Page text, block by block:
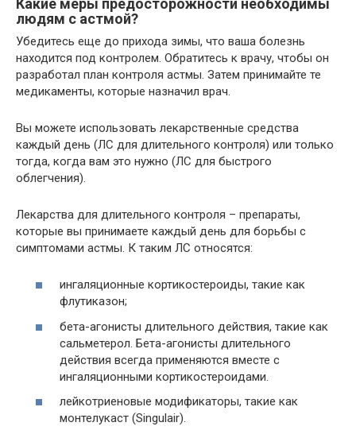
людям с астмой?
Убедитесь еще до прихода зимы, что ваша болезнь
находится под контролем. Обратитесь к врачу, чтобы он
разработал план контроля астмы. Затем принимайте те
медикаменты, которые назначил врач.
Вы можете использовать лекарственные средства
каждый день (ЛС для длительного контроля) или только
тогда, когда вам это нужно (ЛС для быстрого
облегчения).
Лекарства для длительного контроля – препараты,
которые вы принимаете каждый день для борьбы с
симптомами астмы. К таким ЛС относятся:
ингаляционные кортикостероиды, такие как
флутиказон;
бета-агонисты длительного действия, такие как
сальметерол. Бета-агонисты длительного
действия всегда применяются вместе с
ингаляционными кортикостероидами.
лейкотриеновые модификаторы, такие как
монтелукаст (Singulair).